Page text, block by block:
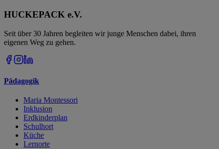
HUCKEPACK e.V.
Seit über 30 Jahren begleiten wir junge Menschen dabei, ihren
eigenen Weg zu gehen.
Pädagogik
Maria Montessori
Inklusion
Erdkinderplan
Schulhort
Küche
Lernorte